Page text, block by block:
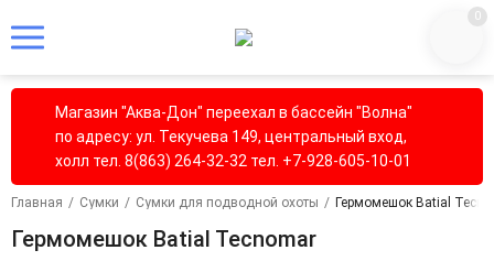
0
Магазин "Аква-Дон" переехал в бассейн "Волна"
по адресу: ул. Текучева 149, центральный вход,
холл тел. 8(863) 264-32-32 тел. +7-928-605-10-01
Главная / Сумки / Сумки для подводной охоты / Гермомешок Batial
Гермомешок Batial Tecnomar